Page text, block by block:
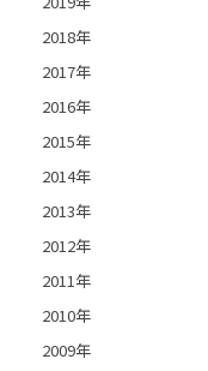
2018年
2017年
2016年
2015年
2014年
2013年
2012年
2011年
2010年
2009年